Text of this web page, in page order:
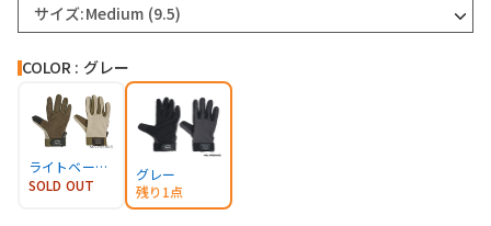
サイズ:Medium (9.5)
COLOR : グレー
ライトベージュ
SOLD OUT
グレー
残り1点